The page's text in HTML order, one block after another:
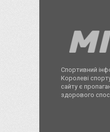
Спортивний
Королеві
сайту є
здорового